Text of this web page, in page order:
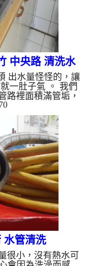
中央路 清洗水
出水量怪怪的，讓
一肚子氣 。 我們
路裡面積滿管垢，
作。 一開始水頭
就是柳橙汁，還發
來，水的顏色慢
最後變成乾淨的清
式水管清洗機 ，將
鏽及生物膜軟化，
時高周波就會把...
水管清洗
很小，沒有熱水可